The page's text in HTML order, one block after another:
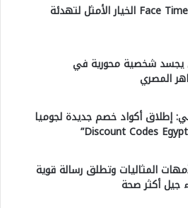
قوة الشاي الأخضر.. غسول Face Time الخيار الأمثل لتهدئة
يجسد شخصية محورية في
المصري
إطلاق أكواد خصم جديدة لجوميا
المثاليات وتطلق رسالة قوية
جيل أكثر صحة